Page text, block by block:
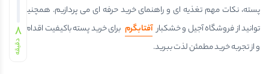
8
دقیقه
پسته، نکات مهم تغذیه ای و راهنمای خرید حرفه ای می پردازیم. همچنین می
توانید از فروشگاه آجیل و خشکبار آفتابگرم برای خرید پسته باکیفیت اقدام کنید
و از تجربه خرید مطمئن لذت ببرید.